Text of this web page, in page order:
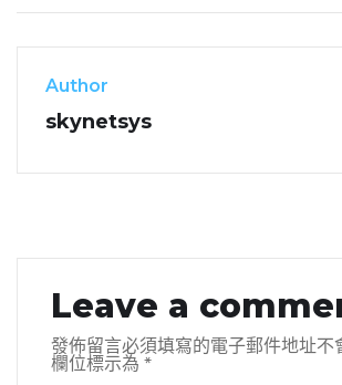
Author
skynetsys
Leave a
發佈留言必須填寫的電子郵件地址不
欄位標示為 *